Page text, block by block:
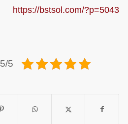
https://bstsol.com/?p=5043
5/5 - (2 صوتين)